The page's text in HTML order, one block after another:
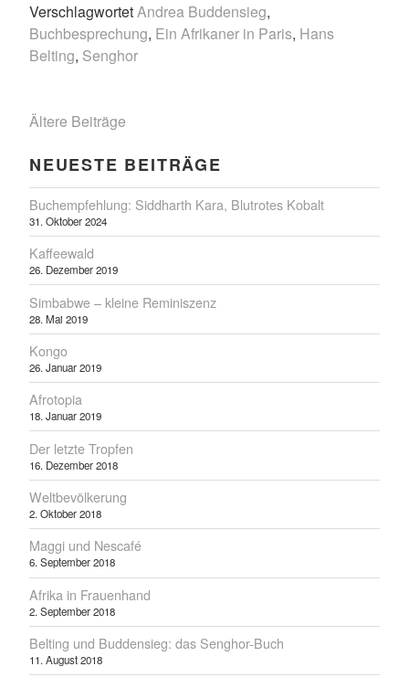
das
Senghor-
Buch“
VerschlagwortetAndrea Buddensieg,
Buchbesprechung, Ein Afrikaner in Paris, Hans
Belting, Senghor
BEITRAGSNAVIGATION
Ältere Beiträge
NEUESTE BEITRÄGE
Buchempfehlung: Siddharth Kara, Blutrotes Kobalt
31. Oktober 2024
Kaffeewald
26. Dezember 2019
Simbabwe – kleine Reminiszenz
28. Mai 2019
Kongo
26. Januar 2019
Afrotopia
18. Januar 2019
Der letzte Tropfen
16. Dezember 2018
Weltbevölkerung
2. Oktober 2018
Maggi und Nescafé
6. September 2018
Afrika in Frauenhand
2. September 2018
Belting und Buddensieg: das Senghor-Buch
11. August 2018